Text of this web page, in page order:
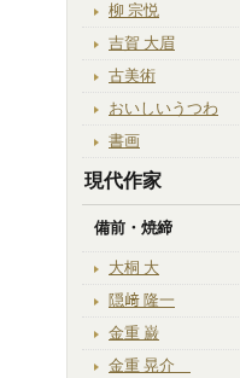
柳 宗悦
吉賀 大眉
古美術
おいしいうつわ
書画
現代作家
備前・焼締
大桐 大
隠﨑 隆一
金重 巌
金重 晃介